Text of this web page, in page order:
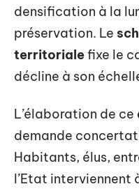
densification à la
préservation. Le
territorialefixe le
décline à son
L’élaboration de ce
demande
Habitants, élus,
l’Etat interviennent